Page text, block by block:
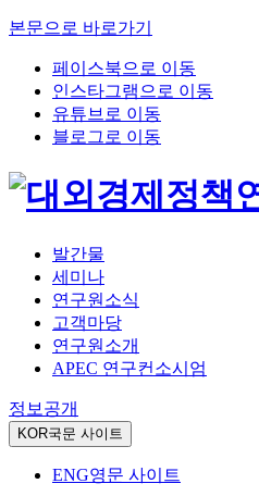
본문으로 바로가기
페이스북으로 이동
인스타그램으로 이동
유튜브로 이동
블로그로 이동
발간물
세미나
연구원소식
고객마당
연구원소개
APEC 연구컨소시엄
정보공개
KOR국문 사이트
ENG영문 사이트